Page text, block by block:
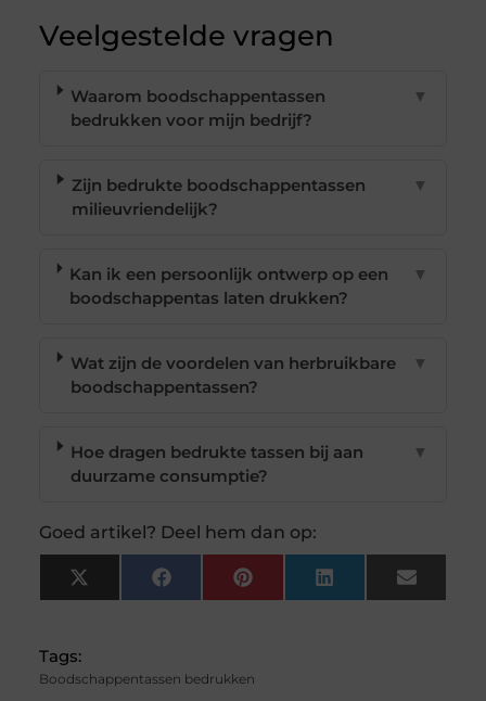
Veelgestelde vragen
Waarom boodschappentassen
bedrukken voor mijn bedrijf?
▼
Zijn bedrukte boodschappentassen
milieuvriendelijk?
▼
Kan ik een persoonlijk ontwerp op een
boodschappentas laten drukken?
▼
Wat zijn de voordelen van herbruikbare
boodschappentassen?
▼
Hoe dragen bedrukte tassen bij aan
duurzame consumptie?
▼
Goed artikel? Deel hem dan op:
X
(Twitter)
FacebookPinterest LinkedIn Email
Tags:
Boodschappentassen bedrukken